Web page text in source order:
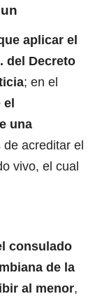
aplicar el
del Decreto
; en el
el
una
de acreditar el
vivo, el cual
consulado
de la
al menor,